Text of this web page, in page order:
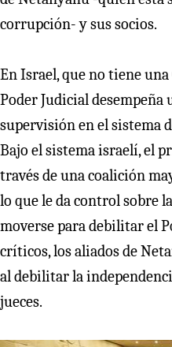
corrupción- y sus socios.
En Israel, que no tiene
Poder Judicial desempeña
supervisión en el sistema
Bajo el sistema israelí, el
través de una coalición
lo que le da control sobre
moverse para debilitar el
críticos, los aliados de
al debilitar la
jueces.